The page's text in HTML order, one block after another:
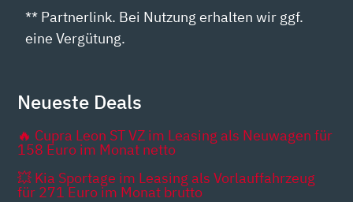
** Partnerlink. Bei Nutzung erhalten wir ggf.
eine Vergütung.
Neueste Deals
🔥 Cupra Leon ST VZ im Leasing als Neuwagen für
158 Euro im Monat netto
💥 Kia Sportage im Leasing als Vorlauffahrzeug
für 271 Euro im Monat brutto